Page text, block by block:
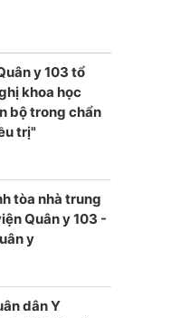
y 103 tổ
khoa học
bộ trong chẩn
trị"
tòa nhà trung
Quân y 103 -
y
dân Y